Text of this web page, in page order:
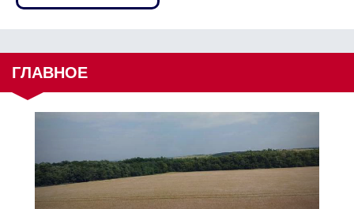
ГЛАВНОЕ